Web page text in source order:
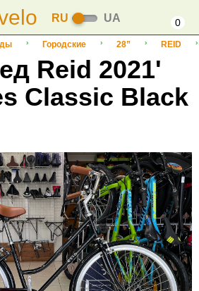
RU UA 0
Городские 28” REID
Reid 2021'
Classic Black